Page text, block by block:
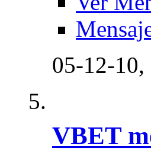
05-12-10,
VBET